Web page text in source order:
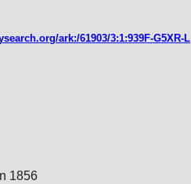
ark:/61903/3:1:939F-G5XR-L
1856